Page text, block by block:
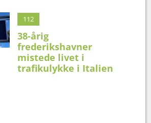
112
38-årig
frederikshavner
mistede livet i
trafikulykke i Italien